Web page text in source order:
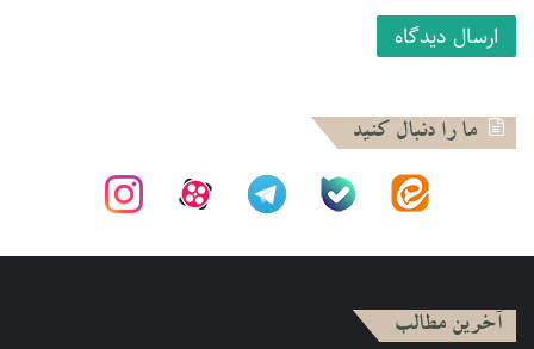
رسانده‌اند.
ما را دنبال کنید
آخرین مطالب